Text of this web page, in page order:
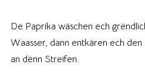
De Paprika wäschen ech
Waasser, dann entkären ech
an dënn Streifen.